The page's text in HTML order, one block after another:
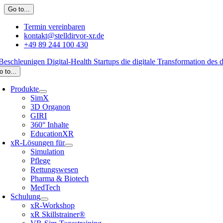
Zum
Inhalt
springen
Go to...
Termin vereinbaren
kontakt@stelldirvor-xr.de
+49 89 244 100 430
to...
Produkte
SimX
3D Organon
GIRI
360° Inhalte
EducationXR
xR-Lösungen für
Simulation
Pflege
Rettungswesen
Pharma & Biotech
MedTech
Schulung
xR-Workshop
xR Skillstrainer®